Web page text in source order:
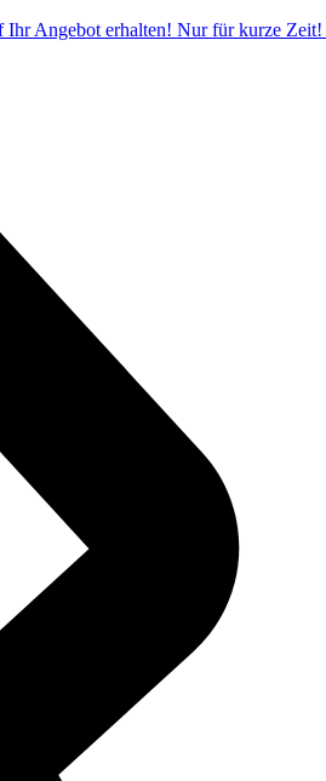
Ihr Angebot erhalten! Nur für kurze Zeit!